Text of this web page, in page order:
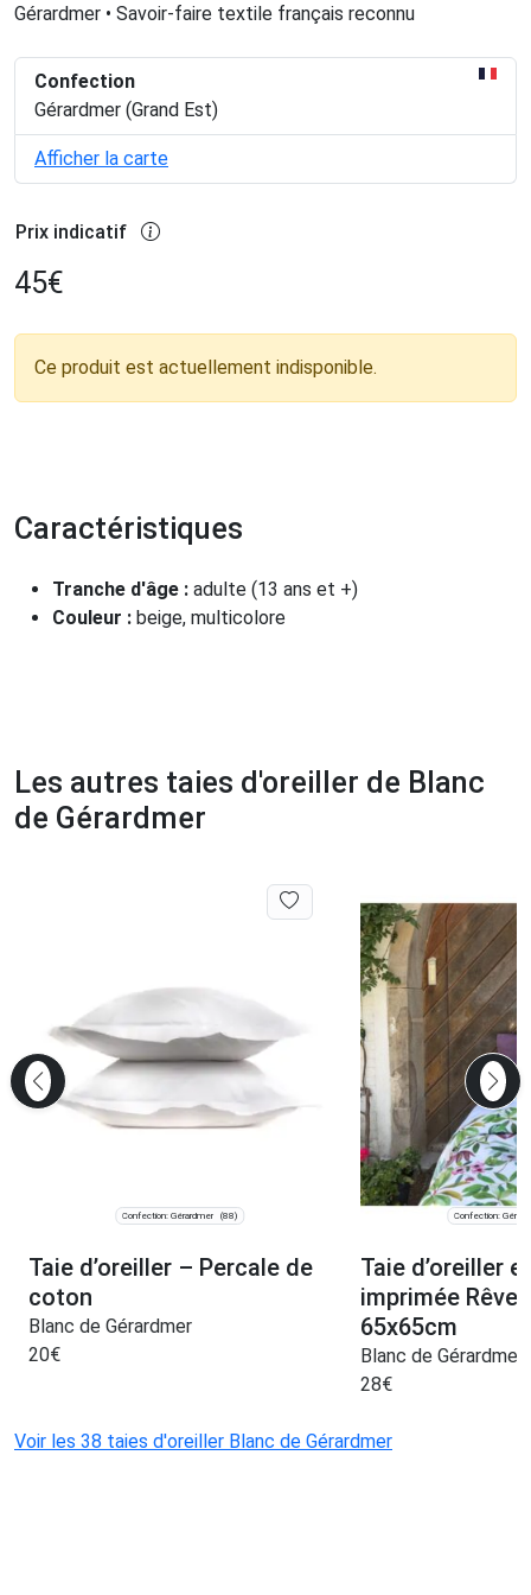
Gérardmer • Savoir-faire textile français reconnu
Confection
Gérardmer (Grand Est)
Afficher la carte
Prix indicatif
45€
Ce produit est actuellement indisponible.
Caractéristiques
Tranche d'âge : adulte (13 ans et +)
Couleur : beige, multicolore
Les autres taies d'oreiller de Blanc
de Gérardmer
Confection: Gérardmer (88)
Taie d’oreiller – Percale de
coton
Blanc de Gérardmer
20€
Confection:
Taie d’oreiller
imprimée Rêve
65x65cm
Blanc de Gérardmer
28€
Voir les 38 taies d'oreiller Blanc de Gérardmer